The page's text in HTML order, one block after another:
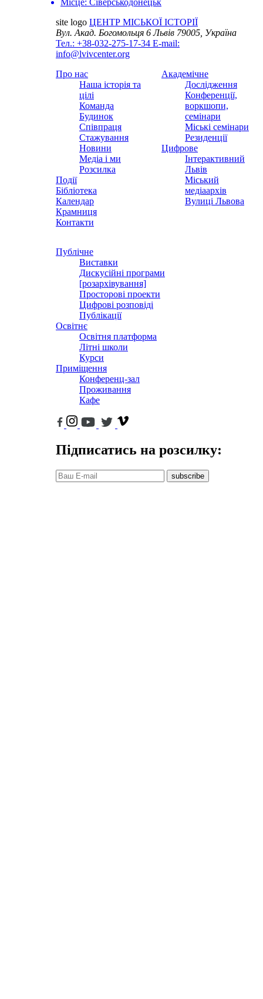
Місце: Сіверськодонецьк
site logo ЦЕНТР МІСЬКОЇ ІСТОРІЇ
Вул. Акад. Богомольця 6Львів 79005, Україна
Тел.: +38-032-275-17-34 E-mail:
info@lvivcenter.org
Про нас
Наша історія та
цілі
Команда
Будинок
Співпраця
Стажування
Новини
Медіа і ми
Розсилка
Події
Бібліотека
Календар
Крамниця
Контакти
Академічне
Дослідження
Конференції,
воркшопи,
семінари
Міські семінари
Резиденції
Цифрове
Інтерактивний
Львів
Міський
медіаархів
Вулиці Львова
Публічне
Виставки
Дискусійні програми
[розархівування]
Просторові проекти
Цифрові розповіді
Публікації
Освітнє
Освітня платформа
Літні школи
Курси
Приміщення
Конференц-зал
Проживання
Кафе
Підписатись на розсилку:
subscribe